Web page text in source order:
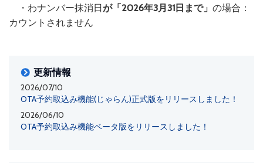
・わナンバー抹消日 が「2026年3月31日まで」 の場合：
カウントされません
更新情報
2026/07/10
OTA予約取込み機能(じゃらん)正式版をリリースしました！
2026/06/10
OTA予約取込み機能ベータ版をリリースしました！